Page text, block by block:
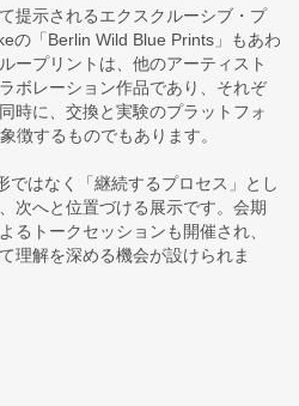
提示されるエクスクルーシブ・プ
の「Berlin Wild Blue Prints」もあわ
ープリントは、他のアーティスト
ボレーション作品であり、それぞ
時に、交換と実験のプラットフォ
徴するものでもあります。
ではなく「継続するプロセス」とし
次へと位置づける展示です。会期
るトークセッションも開催され、
理解を深める機会が設けられま